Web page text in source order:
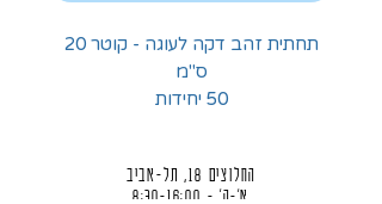
תחתית זהב דקה לעוגה - קוטר 20
ס"מ
50 יחידות
החלוצים 18, תל-אביב
א'-ה' - 8:30-16:00